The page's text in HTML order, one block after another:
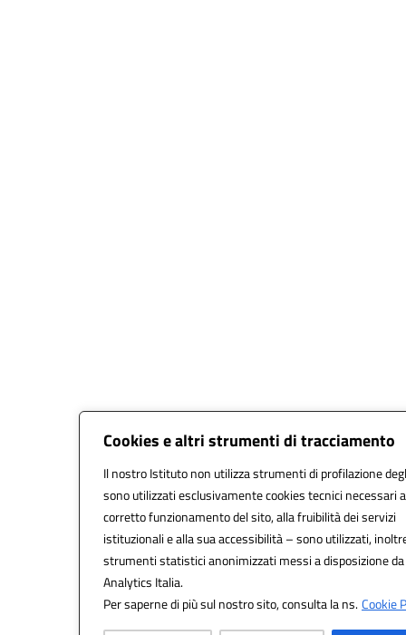
Cookies e altri strumenti di tracciamento
Il nostro Istituto non utilizza strumenti di profilazione
sono utilizzati esclusivamente cookies tecnici necessari
corretto funzionamento del sito, alla fruibilità dei servizi
istituzionali e alla sua accessibilità – sono utilizzati,
strumenti statistici anonimizzati messi a disposizione da
Analytics Italia.
Per saperne di più sul nostro sito, consulta la ns.Cookie